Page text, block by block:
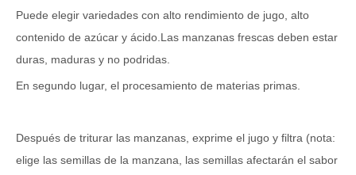
Puede elegir variedades con alto rendimiento de jugo, alto
contenido de azúcar y ácido.Las manzanas frescas deben estar
duras, maduras y no podridas.
En segundo lugar, el procesamiento de materias primas.
Después de triturar las manzanas, exprime el jugo y filtra (nota:
elige las semillas de la manzana, las semillas afectarán el sabor